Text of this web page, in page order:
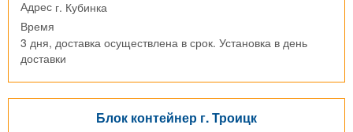
Адрес г. Кубинка
Время
3 дня, доставка осуществлена в срок. Установка в день
доставки
Блок контейнер г. Троицк